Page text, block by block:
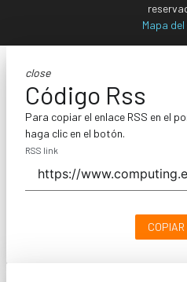
Mapa
close
Código Rss
Para copiar el enlace RSS en el
haga clic en el botón.
RSS link